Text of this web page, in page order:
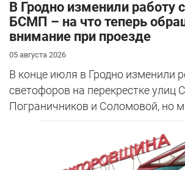
В Гродно изменили работу
БСМП – на что теперь
внимание при проезде
05 августа 2026
В конце июля в Гродно изменили
светофоров на перекрестке улиц
Пограничников и Соломовой, но